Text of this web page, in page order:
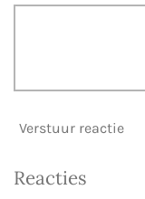
Verstuur reactie
Reacties